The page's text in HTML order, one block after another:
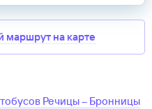
маршрут на карте
Речицы– Бронницы